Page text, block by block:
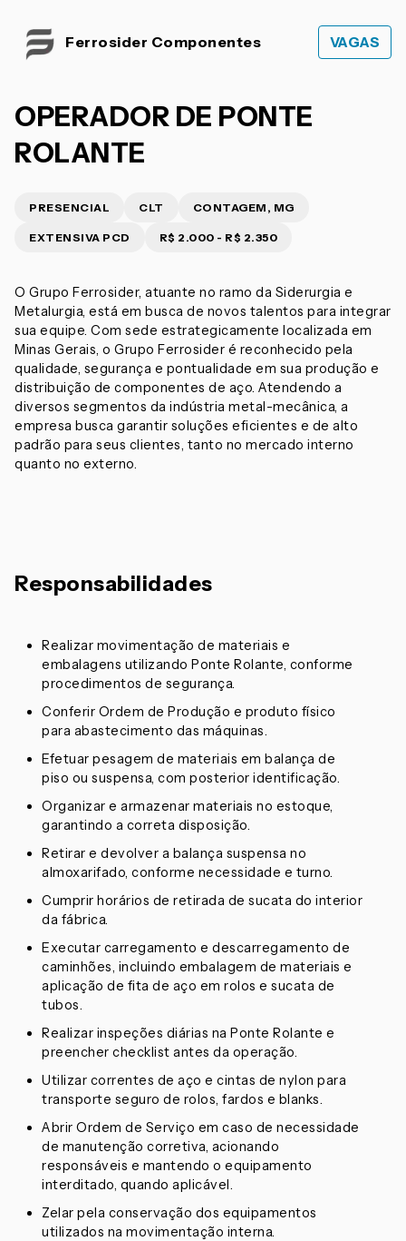
Ferrosider Componentes VAGAS
OPERADOR DE PONTE
ROLANTE
PRESENCIAL CLT CONTAGEM, MG
EXTENSIVA PCD R$ 2.000 - R$ 2.350
O Grupo Ferrosider, atuante no ramo da Siderurgia e
Metalurgia, está em busca de novos talentos para integrar
sua equipe. Com sede estrategicamente localizada em
Minas Gerais, o Grupo Ferrosider é reconhecido pela
qualidade, segurança e pontualidade em sua produção e
distribuição de componentes de aço. Atendendo a
diversos segmentos da indústria metal-mecânica, a
empresa busca garantir soluções eficientes e de alto
padrão para seus clientes, tanto no mercado interno
quanto no externo.
Responsabilidades
Realizar movimentação de materiais e
embalagens utilizando Ponte Rolante, conforme
procedimentos de segurança.
Conferir Ordem de Produção e produto físico
para abastecimento das máquinas.
Efetuar pesagem de materiais em balança de
piso ou suspensa, com posterior identificação.
Organizar e armazenar materiais no estoque,
garantindo a correta disposição.
Retirar e devolver a balança suspensa no
almoxarifado, conforme necessidade e turno.
Cumprir horários de retirada de sucata do interior
da fábrica.
Executar carregamento e descarregamento de
caminhões, incluindo embalagem de materiais e
aplicação de fita de aço em rolos e sucata de
tubos.
Realizar inspeções diárias na Ponte Rolante e
preencher checklist antes da operação.
Utilizar correntes de aço e cintas de nylon para
transporte seguro de rolos, fardos e blanks.
Abrir Ordem de Serviço em caso de necessidade
de manutenção corretiva, acionando
responsáveis e mantendo o equipamento
interditado, quando aplicável.
Zelar pela conservação dos equipamentos
utilizados na movimentação interna.